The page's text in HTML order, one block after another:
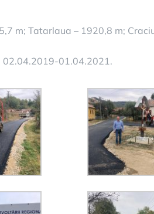
m; Tatarlaua – 1920,8 m;
02.04.2019-01.04.2021.